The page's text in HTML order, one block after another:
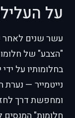
על
עשר שנים לאחר
"הצבע" של
בחלומותיו על
נייטמייר —
ומחפשת דרך